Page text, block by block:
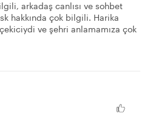
arkadaş canlısı ve sohbet
hakkında çok bilgili. Harika
ve şehri anlamamıza çok